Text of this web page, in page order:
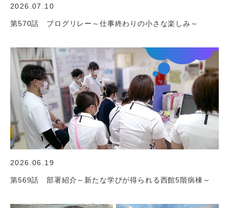
2026.07.10
第570話 ブログリレー～仕事終わりの小さな楽しみ～
2026.06.19
第569話 部署紹介～新たな学びが得られる西館5階病棟～